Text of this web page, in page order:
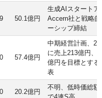
50.1億円
生成AIスタートア
Accern社と戦略
ーシップ締結
57.4億円
中期経営計画、26
に売上213億円、
億円を目標とする
表
20.2億円
不明、低時価総額